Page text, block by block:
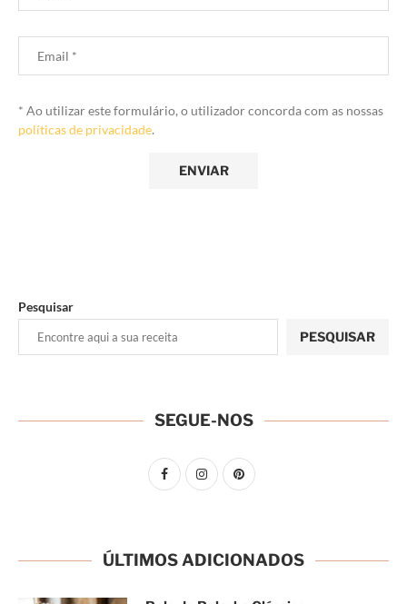
* Ao utilizar este formulário, o utilizador concorda com as nossas
políticas de privacidade.
Pesquisar
PESQUISAR
SEGUE-NOS
ÚLTIMOS ADICIONADOS